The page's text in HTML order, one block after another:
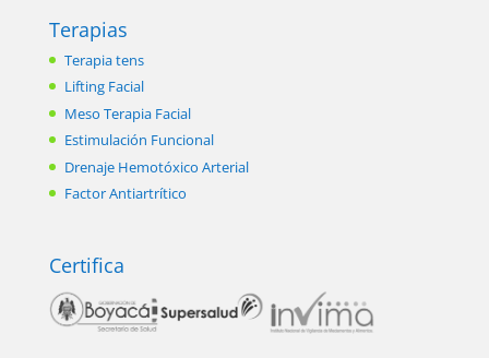
Terapias
Terapia tens
Lifting Facial
Meso Terapia Facial
Estimulación Funcional
Drenaje Hemotóxico Arterial
Factor Antiartrítico
Certifica